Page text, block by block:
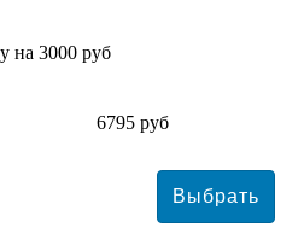
на 3000 руб
6795 руб